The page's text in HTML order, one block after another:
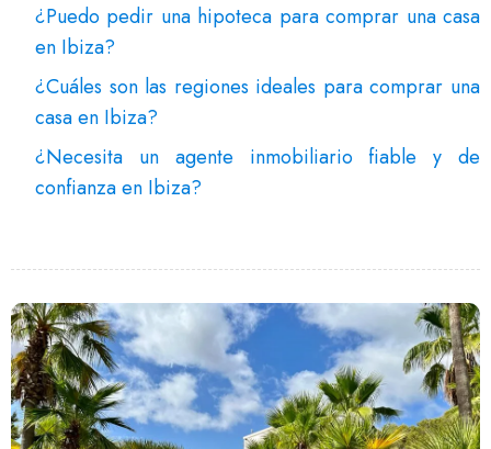
¿Puedo pedir una hipoteca para comprar una casa
en Ibiza?
¿Cuáles son las regiones ideales para comprar una
casa en Ibiza?
¿Necesita un agente inmobiliario fiable y de
confianza en Ibiza?